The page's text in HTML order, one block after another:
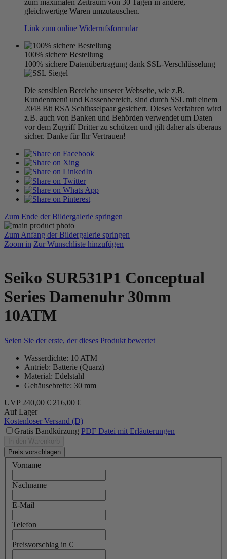
zum maximalen Zeitraum von 30 Tagen in andere,
gleichwertige Waren umzutauschen.
Link zum online Widerrufsformular
100% sichere Bestellung
100% sichere Datenübertragung dank SSL-Verschlüsselung
Die sensiblen Bereiche unserer Webseite, wie z.B.
Kundenmenü und Kassenbereich, sind durch SSL mit einem
2048 Bit RSA Schlüsselpaar gesichert. Dieses Verfahren wird
z.B. auch von Banken und Behörden verwendet um Daten
vor dem Zugriff Dritter zu schützen und gilt daher als überaus
sicher. Danke für Ihr Vertrauen!
Zum Ende der Bildergalerie springen
Zum Anfang der Bildergalerie springen
Zoom in Zur Wunschliste hinzufügen
Seiko SUR531P1 Conceptual
Series Damenuhr 30mm
10ATM
Seien Sie der erste, der dieses Produkt bewertet
Wasserdichte: 10 ATM
Antrieb: Batterie (Quarz)
Material: Edelstahl
Gehäusebreite: 30 mm
UVP 240,00 € 216,00 €
Auf Lager
Kostenloser Versand (D)
Gratis Bandkürzung PDF Datei mit Erläuterungen
In den Warenkorb
Preis vorschlagen
Vorname
Nachname
E-Mail
Telefon
Preisvorschlag in €